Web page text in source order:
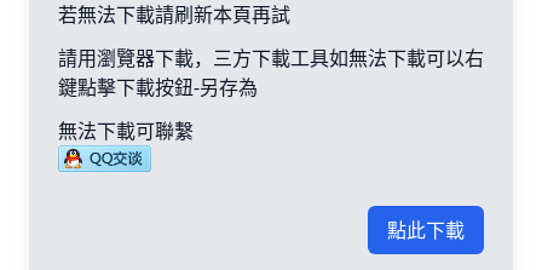
若無法下載請刷新本頁再試
請用瀏覽器下載，三方下載工具如無法下載可以右
鍵點擊下載按鈕-另存為
無法下載可聯繫
點此下載